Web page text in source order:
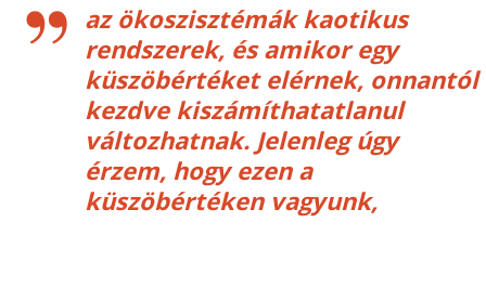
az ökoszisztémák kaotikus
rendszerek, és amikor egy
küszöbértéket elérnek, onnantól
kezdve kiszámíthatatlanul
változhatnak. Jelenleg úgy
érzem, hogy ezen a
küszöbértéken vagyunk,